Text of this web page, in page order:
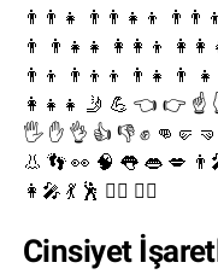
👨‍👨‍👧 👨‍👨‍👧‍👦
👨 ‍👨‍👧‍👧 👩‍👩‍👦
👨‍👦 👨‍👦‍👦 👨‍👧 👨‍
👩‍👧‍👧 🤳 💪 👈 👉 ☝
🖐 ✋ 👌 👍 👎 ✊ 👊🤛
👃 👣 👀 🧠 👅 👄 💋
👩‍🎤 💃 🕺 👯‍♂️ 👯‍♀️
Cinsiyet